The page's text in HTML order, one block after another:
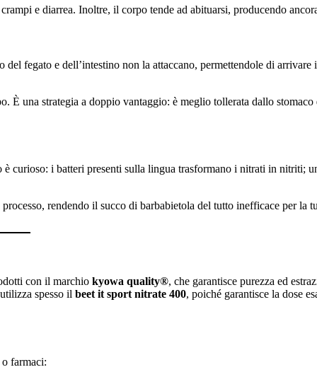
e diarrea. Inoltre, il corpo tende ad abituarsi, producendo
fegato e dell’intestino non la attaccano, permettendole di arrivare
È una strategia a doppio vantaggio: è meglio tollerata dallo stomaco
è curioso: i batteri presenti sulla lingua trasformano i nitrati in nitriti;
rendendo il succo di barbabietola del tutto inefficace per la
con il marchio kyowa quality®, che garantisce purezza ed
spesso il beet it sport nitrate 400, poiché garantisce la dose
farmaci: